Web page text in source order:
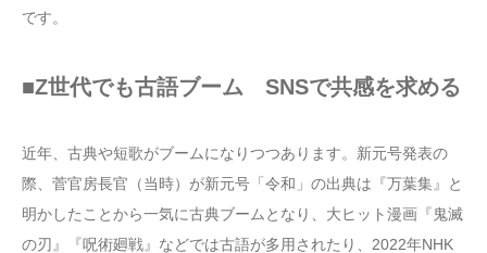
です。
■Z世代でも古語ブーム SNSで共感を求める
近年、古典や短歌がブームになりつつあります。新元号発表の
際、菅官房長官（当時）が新元号「令和」の出典は『万葉集』と
明かしたことから一気に古典ブームとなり、大ヒット漫画『鬼滅
の刃』『呪術廻戦』などでは古語が多用されたり、2022年NHK